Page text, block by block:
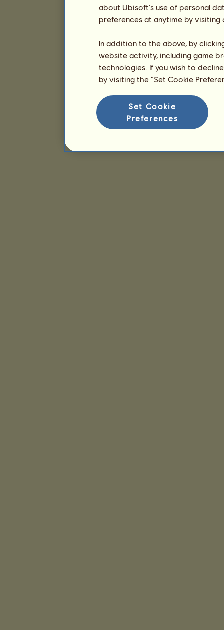
about Ubisoft's use of personal
preferences at anytime by
In addition to the above, by
website activity, including game
technologies. If you wish to
by visiting the “Set Cookie
Set Cookie
Preferences